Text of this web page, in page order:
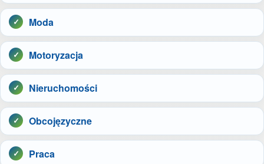
Moda
Motoryzacja
Nieruchomości
Obcojęzyczne
Praca